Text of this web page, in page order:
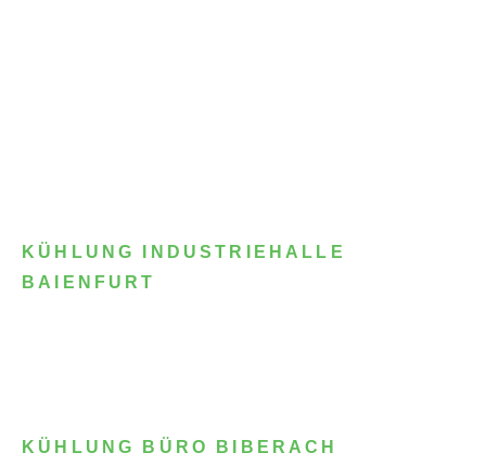
KÜHLUNG INDUSTRIEHALLE
BAIENFURT
KÜHLUNG BÜRO BIBERACH